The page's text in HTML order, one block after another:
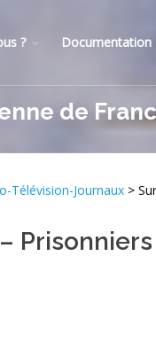
? Documentation
de
Télévision-Journaux >